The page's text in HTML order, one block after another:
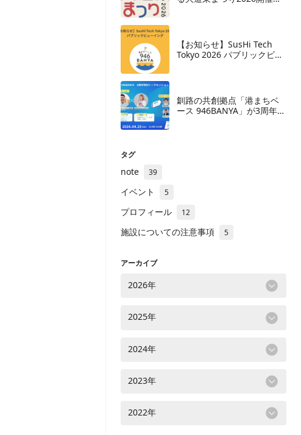
【お知らせ】SusHi Tech
Tokyo 2026 パブリックビュ
釧路の共創拠点「港まちベ
ース 946BANYA」が3周年。
タグ
note 39
イベント 5
プロフィール 12
施設についての注意事項 5
アーカイブ
2026年
2025年
2024年
2023年
2022年